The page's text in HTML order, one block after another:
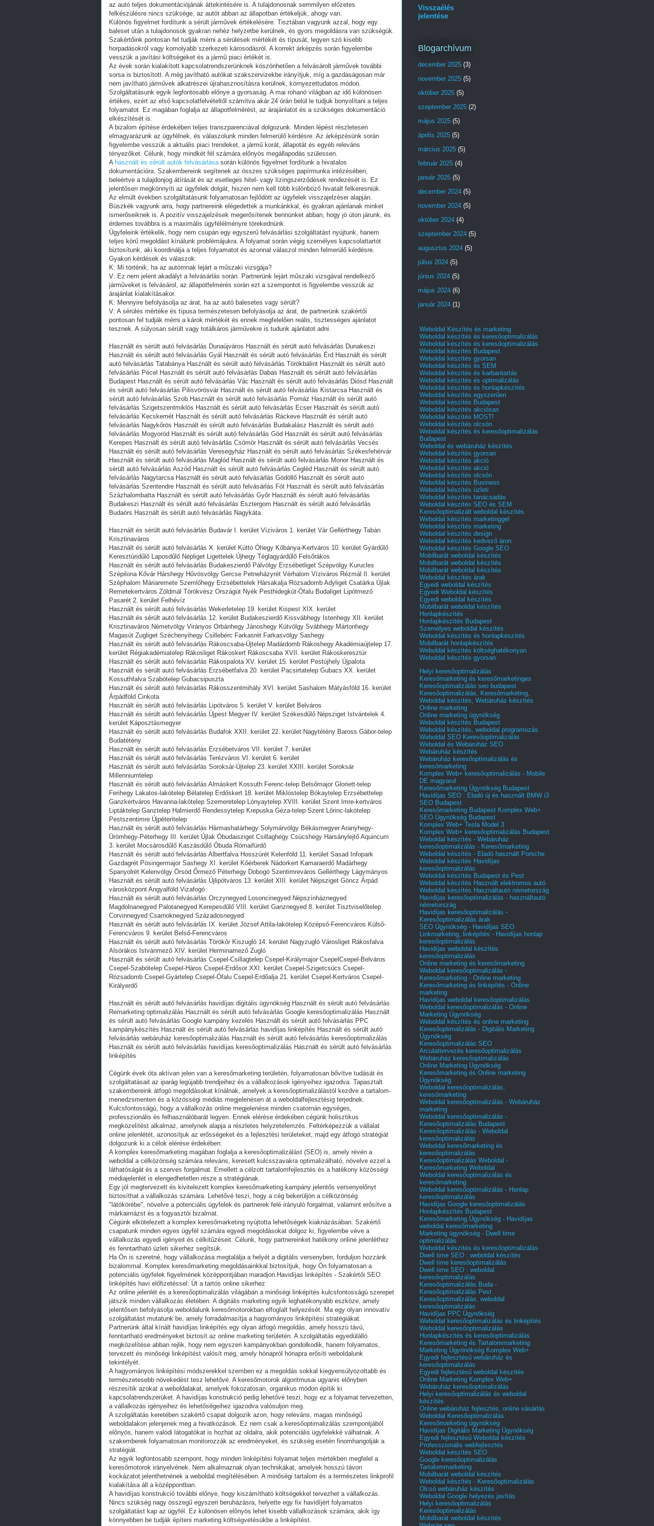
az autó teljes dokumentációjának áttekintésére is. A tulajdonosnak semmilyen előzetes
felkészülésre nincs szüksége, az autót abban az állapotban értékeljük, ahogy van.
Különös figyelmet fordítunk a sérült járművek értékelésére. Tisztában vagyunk azzal, hogy egy
baleset után a tulajdonosok gyakran nehéz helyzetbe kerülnek, és gyors megoldásra van szükségük.
Szakértőink pontosan fel tudják mérni a sérülések mértékét és típusát, legyen szó kisebb
horpadásokról vagy komolyabb szerkezeti károsodásról. A korrekt árképzés során figyelembe
vesszük a javítási költségeket és a jármű piaci értékét is.
Az évek során kialakított kapcsolatrendszerünknek köszönhetően a felvásárolt járművek további
sorsa is biztosított. A még javítható autókat szakszervizekbe irányítjuk, míg a gazdaságosan már
nem javítható járművek alkatrészei újrahasznosításra kerülnek, környezettudatos módon.
Szolgáltatásunk egyik legfontosabb előnye a gyorsaság. A mai rohanó világban az idő különösen
értékes, ezért az első kapcsolatfelvételtől számítva akár 24 órán belül le tudjuk bonyolítani a teljes
folyamatot. Ez magában foglalja az állapotfelmérést, az árajánlatot és a szükséges dokumentáció
elkészítését is.
A bizalom építése érdekében teljes transzparenciával dolgozunk. Minden lépést részletesen
elmagyarázunk az ügyfélnek, és válaszolunk minden felmerülő kérdésre. Az árképzésünk során
figyelembe vesszük a aktuális piaci trendeket, a jármű korát, állapotát és egyéb releváns
tényezőket. Célunk, hogy mindkét fél számára előnyös megállapodás szülessen.
A használt és sérült autók felvásárlásasorán különös figyelmet fordítunk a hivatalos
dokumentációra. Szakembereink segítenek az összes szükséges papírmunka intézésében,
beleértve a tulajdonjog átírását és az esetleges hitel- vagy lízingszerződések rendezését is. Ez
jelentősen megkönnyíti az ügyfelek dolgát, hiszen nem kell több különböző hivatalt felkeresniük.
Az elmúlt években szolgáltatásunk folyamatosan fejlődött az ügyfelek visszajelzései alapján.
Büszkék vagyunk arra, hogy partnereink elégedettek a munkánkkal, és gyakran ajánlanak minket
ismerőseiknek is. A pozitív visszajelzések megerősítenek bennünket abban, hogy jó úton járunk, és
érdemes továbbra is a maximális ügyfélélményre törekednünk.
Ügyfeleink értékelik, hogy nem csupán egy egyszerű felvásárlási szolgáltatást nyújtunk, hanem
teljes körű megoldást kínálunk problémájukra. A folyamat során végig személyes kapcsolattartót
biztosítunk, aki koordinálja a teljes folyamatot és azonnal válaszol minden felmerülő kérdésre.
Gyakori kérdések és válaszok:
K: Mi történik, ha az autómnak lejárt a műszaki vizsgája?
V: Ez nem jelent akadályt a felvásárlás során. Partnerünk lejárt műszaki vizsgával rendelkező
járműveket is felvásárol, az állapotfelmérés során ezt a szempontot is figyelembe vesszük az
árajánlat kialakításakor.
K: Mennyire befolyásolja az árat, ha az autó balesetes vagy sérült?
V: A sérülés mértéke és típusa természetesen befolyásolja az árat, de partnerünk szakértői
pontosan fel tudják mérni a károk mértékét és ennek megfelelően reális, tisztességes ajánlatot
tesznek. A súlyosan sérült vagy totálkáros járművekre is tudunk ajánlatot adni.
Használt és sérült autó felvásárlás Dunaújváros Használt és sérült autó felvásárlás Dunakeszi
Használt és sérült autó felvásárlás Gyál Használt és sérült autó felvásárlás Érd Használt és sérült
autó felvásárlás Tatabánya Használt és sérült autó felvásárlás Törökbálint Használt és sérült autó
felvásárlás Pécel Használt és sérült autó felvásárlás Dabas Használt és sérült autó felvásárlás
Budapest Használt és sérült autó felvásárlás Vác Használt és sérült autó felvásárlás Diósd Használt
és sérült autó felvásárlás Pilisvörösvár Használt és sérült autó felvásárlás Kistarcsa Használt és
sérült autó felvásárlás Szob Használt és sérült autó felvásárlás Pomáz Használt és sérült autó
felvásárlás Szigetszentmiklós Használt és sérült autó felvásárlás Ecser Használt és sérült autó
felvásárlás Kecskemét Használt és sérült autó felvásárlás Ráckeve Használt és sérült autó
felvásárlás Nagykőrös Használt és sérült autó felvásárlás Budakalász Használt és sérült autó
felvásárlás Mogyoród Használt és sérült autó felvásárlás Göd Használt és sérült autó felvásárlás
Kerepes Használt és sérült autó felvásárlás Csömör Használt és sérült autó felvásárlás Vecsés
Használt és sérült autó felvásárlás Veresegyház Használt és sérült autó felvásárlás Székesfehérvár
Használt és sérült autó felvásárlás Maglód Használt és sérült autó felvásárlás Monor Használt és
sérült autó felvásárlás Aszód Használt és sérült autó felvásárlás Cegléd Használt és sérült autó
felvásárlás Nagytarcsa Használt és sérült autó felvásárlás Gödöllő Használt és sérült autó
felvásárlás Szentendre Használt és sérült autó felvásárlás Fót Használt és sérült autó felvásárlás
Százhalombatta Használt és sérült autó felvásárlás Győr Használt és sérült autó felvásárlás
Budakeszi Használt és sérült autó felvásárlás Esztergom Használt és sérült autó felvásárlás
Budaörs Használt és sérült autó felvásárlás Nagykáta
Használt és sérült autó felvásárlás Budavár I. kerület Víziváros 1. kerület Vár Gellérthegy Tabán
Krisztinaváros
Használt és sérült autó felvásárlás X. kerület Kúttó Óhegy Kőbánya-Kertváros 10. kerület Gyárdűlő
Keresztúridűlő Laposdűlő Népliget Ligettelek Újhegy Téglagyárdűlő Felsőrákos
Használt és sérült autó felvásárlás Budakeszierdő Pálvölgy Erzsébetliget Szépvölgy Kurucles
Szépilona Kővár Hárshegy Hűvösvölgy Gercse Petneházyrét Vérhalom Víziváros Rézmál II. kerület
Széphalom Máriaremete Szemlőhegy Erzsébettelek Hársakalja Rózsadomb Adyliget Csatárka Újlak
Remetekertváros Zöldmál Törökvész Országút Nyék Pesthidegkút-Ófalu Budaliget Lipótmező
Pasarét 2. kerület Felhévíz
Használt és sérült autó felvásárlás Wekerletelep 19. kerület Kispest XIX. kerület
Használt és sérült autó felvásárlás 12. kerület Budakeszierdő Kissvábhegy Istenhegy XII. kerület
Krisztinaváros Németvölgy Virányos Orbánhegy Jánoshegy Kútvölgy Svábhegy Mártonhegy
Magasút Zugliget Széchenyihegy Csillebérc Farkasrét Farkasvölgy Sashegy
Használt és sérült autó felvásárlás Rákoscsaba-Újtelep Madárdomb Rákoshegy Akadémiaújtelep 17.
kerület Régiakadémiatelep Rákosliget Rákoskert Rákoscsaba XVII. kerület Rákoskeresztúr
Használt és sérült autó felvásárlás Rákospalota XV. kerület 15. kerület Pestújhely Újpalota
Használt és sérült autó felvásárlás Erzsébetfalva 20. kerület Pacsirtatelep Gubacs XX. kerület
Kossuthfalva Szabótelep Gubacsipuszta
Használt és sérült autó felvásárlás Rákosszentmihály XVI. kerület Sashalom Mátyásföld 16. kerület
Árpádföld Cinkota
Használt és sérült autó felvásárlás Lipótváros 5. kerület V. kerület Belváros
Használt és sérült autó felvásárlás Újpest Megyer IV. kerület Székesdűlő Népsziget Istvántelek 4.
kerület Káposztásmegyer
Használt és sérült autó felvásárlás Budafok XXII. kerület 22. kerület Nagytétény Baross Gábor-telep
Budatétény
Használt és sérült autó felvásárlás Erzsébetváros VII. kerület 7. kerület
Használt és sérült autó felvásárlás Terézváros VI. kerület 6. kerület
Használt és sérült autó felvásárlás Soroksár-Újtelep 23. kerület XXIII. kerület Soroksár
Millenniumtelep
Használt és sérült autó felvásárlás Almáskert Kossuth Ferenc-telep Belsőmajor Gloriett-telep
Ferihegy Lakatos-lakótelep Bélatelep Erdőskert 18. kerület Miklóstelep Bókaytelep Erzsébettelep
Ganzkertváros Havanna-lakótelep Szemeretelep Lónyaytelep XVIII. kerület Szent Imre-kertváros
Liptáktelep Ganztelep Halmierdő Rendessytelep Krepuska Géza-telep Szent Lőrinc-lakótelep
Pestszentimre Újpéteritelep
Használt és sérült autó felvásárlás Hármashatárhegy Solymárvölgy Békásmegyer Aranyhegy-
Ürömhegy-Péterhegy III. kerület Újlak Óbudaisziget Csillaghegy Csúcshegy Harsánylejtő Aquincum
3. kerület Mocsárosdűlő Kaszásdűlő Óbuda Rómaifürdő
Használt és sérült autó felvásárlás Albertfalva Hosszúrét Kelenföld 11. kerület Sasad Infopark
Gazdagrét Pösingermajor Sashegy XI. kerület Kőérberek Nádorkert Kamaraerdő Madárhegy
Spanyolrét Kelenvölgy Örsöd Őrmező Péterhegy Dobogó Szentimreváros Gellérthegy Lágymányos
Használt és sérült autó felvásárlás Újlipótváros 13. kerület XIII. kerület Népsziget Göncz Árpád
városközpont Angyalföld Vizafogó
Használt és sérült autó felvásárlás Orczynegyed Losoncinegyed Népszínháznegyed
Magdolnanegyed Palotanegyed Kerepesdűlő VIII. kerület Ganznegyed 8. kerület Tisztviselőtelep
Corvinnegyed Csarnoknegyed Századosnegyed
Használt és sérült autó felvásárlás IX. kerület József Attila-lakótelep Középső-Ferencváros Külső-
Ferencváros 9. kerület Belső-Ferencváros
Használt és sérült autó felvásárlás Törökőr Kiszugló 14. kerület Nagyzugló Városliget Rákosfalva
Alsórákos Istvánmező XIV. kerület Herminamező Zugló
Használt és sérült autó felvásárlás Csepel-Csillagtelep Csepel-Királymajor CsepelCsepel-Belváros
Csepel-Szabótelep Csepel-Háros Csepel-Erdősor XXI. kerület Csepel-Szigetcsúcs Csepel-
Rózsadomb Csepel-Gyártelep Csepel-Ófalu Csepel-Erdőalja 21. kerület Csepel-Kertváros Csepel-
Királyerdő
Használt és sérült autó felvásárlás havidíjas digitális ügynökség Használt és sérült autó felvásárlás
Remarketing optimalizálás Használt és sérült autó felvásárlás Google keresőoptimalizálás Használt
és sérült autó felvásárlás Google kampány kezelés Használt és sérült autó felvásárlás PPC
kampánykészítés Használt és sérült autó felvásárlás havidíjas linképítés Használt és sérült autó
felvásárlás webáruház keresőoptimalizálás Használt és sérült autó felvásárlás keresőoptimalizálás
Használt és sérült autó felvásárlás havidíjas keresőoptimalizálás Használt és sérült autó felvásárlás
linképítés
Cégünk évek óta aktívan jelen van a keresőmarketing területén, folyamatosan bővítve tudását és
szolgáltatásait az iparág legújabb trendjeihez és a vállalkozások igényeihez igazodva. Tapasztalt
szakembereink átfogó megoldásokat kínálnak, amelyek a keresőoptimalizálástól kezdve a tartalom-
menedzsmenten és a közösségi médiás megjelenésen át a weboldalfejlesztésig terjednek.
Kulcsfontosságú, hogy a vállalkozás online megjelenése minden csatornán egységes,
professzionális és felhasználóbarát legyen. Ennek elérése érdekében cégünk holisztikus
megközelítést alkalmaz, amelynek alapja a részletes helyzetelemzés. Feltérképezzük a vállalat
online jelenlétét, azonosítjuk az erősségeket és a fejlesztési területeket, majd egy átfogó stratégiát
dolgozunk ki a célok elérése érdekében.
A komplex keresőmarketing magában foglalja a keresőoptimalizálást (SEO) is, amely révén a
weboldal a célközönség számára releváns, keresett kulcsszavakra optimalizálható, növelve ezzel a
láthatóságát és a szerves forgalmat. Emellett a célzott tartalomfejlesztés és a hatékony közösségi
médiajelenlét is elengedhetetlen része a stratégiának.
Egy jól megtervezett és kivitelezett komplex keresőmarketing kampány jelentős versenyelőnyt
biztosíthat a vállalkozás számára. Lehetővé teszi, hogy a cég bekerüljön a célközönség
"látókörébe", növelve a potenciális ügyfelek és partnerek felé irányuló forgalmat, valamint erősítve a
márkaimázst és a fogyasztói bizalmat.
Cégünk elkötelezett a komplex keresőmarketing nyújtotta lehetőségek kiaknázásában. Szakértő
csapatunk minden egyes ügyfél számára egyedi megoldásokat dolgoz ki, figyelembe véve a
vállalkozás egyedi igényeit és célkitűzéseit. Célunk, hogy partnereinket hatékony online jelenléthez
és fenntartható üzleti sikerhez segítsük.
Ha Ön is szeretné, hogy vállalkozása megtalálja a helyét a digitális versenyben, forduljon hozzánk
bizalommal. Komplex keresőmarketing megoldásainkkal biztosítjuk, hogy Ön folyamatosan a
potenciális ügyfelek figyelmének középpontjában maradjon.Havidíjas linképítés - Szakértői SEO
linképítés havi előfizetéssel: Út a tartós online sikerhez
Az online jelenlét és a keresőoptimalizálás világában a minőségi linképítés kulcsfontosságú szerepet
játszik minden vállalkozás életében. A digitális marketing egyik leghatékonyabb eszköze, amely
jelentősen befolyásolja weboldalunk keresőmotorokban elfoglalt helyezését. Ma egy olyan innovatív
szolgáltatást mutatunk be, amely forradalmasítja a hagyományos linképítési stratégiákat.
Partnerünk által kínált havidíjas linképítés egy olyan átfogó megoldás, amely hosszú távú,
fenntartható eredményeket biztosít az online marketing területén. A szolgáltatás egyedülálló
megközelítése abban rejlik, hogy nem egyszeri kampányokban gondolkodik, hanem folyamatos,
tervezett és minőségi linképítést valósít meg, amely hónapról hónapra erősíti weboldalunk
tekintélyét.
A hagyományos linképítési módszerekkel szemben ez a megoldás sokkal kiegyensúlyozottabb és
természetesebb növekedést tesz lehetővé. A keresőmotorok algoritmusai ugyanis előnyben
részesítik azokat a weboldalakat, amelyek fokozatosan, organikus módon építik ki
kapcsolatrendszerüket. A havidíjas konstrukció pedig lehetővé teszi, hogy ez a folyamat tervezetten,
a vállalkozás igényeihez és lehetőségeihez igazodva valósuljon meg.
A szolgáltatás keretében szakértő csapat dolgozik azon, hogy releváns, magas minőségű
weboldalakon jelenjenek meg a hivatkozások. Ez nem csak a keresőoptimalizálás szempontjából
előnyös, hanem valódi látogatókat is hozhat az oldalra, akik potenciális ügyfelekké válhatnak. A
szakemberek folyamatosan monitorozzák az eredményeket, és szükség esetén finomhangolják a
stratégiát.
Az egyik legfontosabb szempont, hogy minden linképítési folyamat teljes mértékben megfelel a
keresőmotorok irányelvének. Nem alkalmaznak olyan technikákat, amelyek hosszú távon
kockázatot jelenthetnének a weboldal megítélésében. A minőségi tartalom és a természetes linkprofil
kialakítása áll a középpontban.
A havidíjas konstrukció további előnye, hogy kiszámítható költségekkel tervezhet a vállalkozás.
Nincs szükség nagy összegű egyszeri beruházásra, helyette egy fix havidíjért folyamatos
szolgáltatást kap az ügyfél. Ez különösen előnyös lehet kisebb vállalkozások számára, akik így
könnyebben be tudják építeni marketing költségvetésükbe a linképítést.
Visszaélés
jelentése
Blogarchívum
december 2025 (3)
november 2025 (5)
október 2025 (5)
szeptember 2025 (2)
május 2025 (5)
április 2025 (5)
március 2025 (5)
február 2025 (4)
január 2025 (5)
december 2024 (5)
november 2024 (5)
október 2024 (4)
szeptember 2024 (5)
augusztus 2024 (5)
július 2024 (5)
június 2024 (5)
május 2024 (6)
január 2024 (1)
Weboldal Készítés és marketing
Weboldal készítés és keresőoptimalizálás
Weboldal készítés és keresőoptimalizálás
Weboldal készítés Budapest
Weboldal készítés gyorsan
Weboldal készítés és SEM
Weboldal készítés és karbantartás
Weboldal készítés és optimalizálás
Weboldal készítés és honlapkészítés
Weboldal készítés egyszerűen
Weboldal készítés Budapest
Weboldal készítés akciósan
Weboldal készítés MOST!
Weboldal készítés olcsón
Weboldal készítés és keresőoptimalizálás
Budapest
Weboldal és webáruház készítés
Weboldal készítés gyorsan
Weboldal készítés akció
Weboldal készítés akció
Weboldal készítés olcsón
Weboldal készítés Business
Weboldal készítés üzleti
Weboldal készítés tanácsadás
Weboldal készítés SEO és SEM
Keresőoptimalizált weboldal készítés
Weboldal készítés marketinggel
Weboldal készítés marketing
Weboldal készítés design
Weboldal készítés kedvező áron
Weboldal készítés Google SEO
Mobilbarát weboldal készítés
Mobilbarát weboldal készítés
Mobilbarát weboldal készítés
Weboldal készítés árak
Egyedi weboldal készítés
Egyedi Weboldal készítés
Egyedi weboldal készítés
Mobilbarát weboldal készítés
Honlapkészítés
Honlapkészítés Budapest
Személyes weboldal készítés
Weboldal készítés és honlapkészítés
Mobilbarát honlapkészítés
Weboldal készítés költséghatékonyan
Weboldal készítés gyorsan
Helyi keresőoptimalizálás
Keresőmarketing és keresőmarketinges
Keresőoptimalizálás seo budapest
Keresőoptimalizálás, Keresőmarketing,
Weboldal készítés, Webáruház készítés
Online marketing
Online marketing ügynökség
Weboldal készítés Budapest
Weboldal készítés, weboldal programozás
Weboldal SEO Keresőoptimalizálás
Weboldal és Webáruház SEO
Webáruház készítés
Webáruház keresőoptimalizálás és
keresőmarketing
Komplex Web+ keresőoptimalizálás - Mobile
DE magyarul
Keresőmarketing Ügynökség Budapest
Havidíjas SEO : Eladó új és használt BMW i3
SEO Budapest
Keresőmarketing Budapest Komplex Web+
SEO Ügynökség Budapest
Komplex Web+ Tesla Model 3
Komplex Web+ keresőoptimalizálás Budapest
Weboldal készítés - Webáruház
keresőoptimalizálás - Keresőmarketing
Weboldal készítés - Eladó használt Porsche
Weboldal készítés Havidíjas
keresőoptimalizálás
Weboldal készítés Budapest és Pest
Weboldal készítés Használt elektromos autó
Weboldal készítés Használtautó németország
Havidíjas keresőoptimalizálás - használtautó
németország
Havidíjas keresőoptimalizálás -
Keresőoptimalizálás árak
SEO Ügynökség - Havidíjas SEO
Linkmarketing, linképítés - Havidíjas honlap
keresőoptimalizálás
Havidíjas weboldal készítés
keresőoptimalizálás
Online marketing és keresőmarketing
Weboldal keresőoptimalizálás -
Keresőmarketing - Online marketing
Keresőmarketing és linképítés - Online
marketing
Havidíjas weboldal keresőoptimalizálás
Weboldal keresőoptimalizálás - Online
Marketing Ügynökség
Weboldal készítés és online marketing
Keresőoptimalizálás - Digitális Marketing
Ügynökség
Keresőoptimalizálás SEO
Arculattervezés keresőoptimalizálás
Webáruház keresőoptimalizálás
Online Marketing Ügynökség
Keresőmarketing és Online marketing
Ügynökség
Weboldal keresőoptimalizálás,
keresőmarketing
Weboldal keresőoptimalizálás - Webáruház
marketing
Weboldal keresőoptimalizálás -
Keresőoptimalizálás Budapest
Keresőoptimalizálás - Weboldal
keresőoptimalizálás
Weboldal keresőmarketing és
keresőoptimalizálás
Keresőoptimalizálás Weboldal -
Keresőmarketing Weboldal
Weboldal keresőoptimalizálás és
keresőmarketing
Weboldal keresőoptimalizálás - Honlap
keresőoptimalizálás
Havidíjas Google keresőoptimalizálás
Honlapkészítés Budapest
Keresőmarketing Ügynökség - Havidíjas
weboldal keresőmarketing
Marketing ügynökség - Dwell time
optimalizálás
Weboldal készítés és keresőoptimalizálás
Dwell time SEO : weboldal készítés
Dwell time keresőoptimalizálás
Dwell time SEO : weboldal
keresőoptimalizálás
Keresőoptimalizálás Buda -
Keresőoptimalizálás Pest
Keresőoptimalizálás, weboldal
keresőoptimalizálás
Havidíjas PPC Ügynökség
Weboldal keresőoptimalizálás és linképítés
Weboldal keresőoptimalizálás
Honlapkészítés és keresőoptimalizálás
Keresőmarketing és Tartalommarketing
Marketing Ügyönökség Komplex Web+
Egyedi fejlesztésű webáruház és
keresőoptimalizálás
Egyedi fejlesztésű weboldal készítés
Online Marketing Komplex Web+
Webáruház keresőoptimalizálás
Helyi keresőoptimalizálás és weboldal
készítés
Online webáruház fejlesztés, online vásárlás
Weboldal Keresőoptimalizálás
Keresőmarketing ügynökség
Havidíjas Digitális Marketing Ügynökség
Egyedi fejlesztésű Weboldal készítés
Professzionális webfejlesztés
Weboldal készítés SEO
Google keresőoptimalizálás
Tartalommarketing
Mobilbarát weboldal készítés
Weboldal készítés - Keresőoptimalizálás
Olcsó webáruház készítés
Weboldal Google helyezés javítás
Helyi keresőoptimalizálás
Keresőoptimalizálás
Mobilbarát weboldal készítés